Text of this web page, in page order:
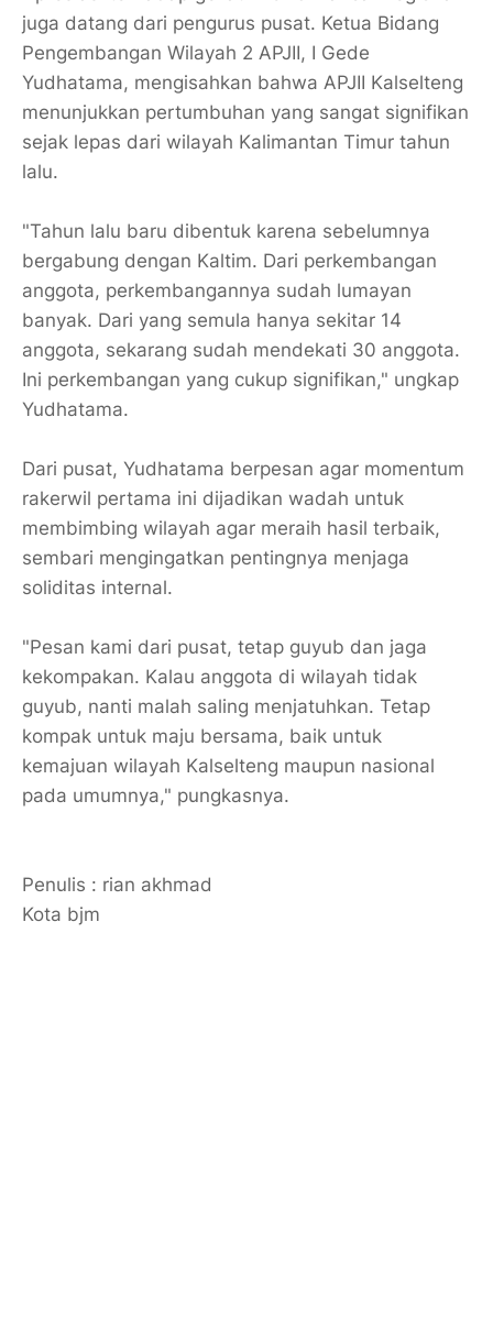
juga datang dari pengurus pusat. Ketua Bidang
Pengembangan Wilayah 2 APJII, I Gede
Yudhatama, mengisahkan bahwa APJII Kalselteng
menunjukkan pertumbuhan yang sangat signifikan
sejak lepas dari wilayah Kalimantan Timur tahun
lalu.
​"Tahun lalu baru dibentuk karena sebelumnya
bergabung dengan Kaltim. Dari perkembangan
anggota, perkembangannya sudah lumayan
banyak. Dari yang semula hanya sekitar 14
anggota, sekarang sudah mendekati 30 anggota.
Ini perkembangan yang cukup signifikan," ungkap
Yudhatama.
​Dari pusat, Yudhatama berpesan agar momentum
rakerwil pertama ini dijadikan wadah untuk
membimbing wilayah agar meraih hasil terbaik,
sembari mengingatkan pentingnya menjaga
soliditas internal.
​"Pesan kami dari pusat, tetap guyub dan jaga
kekompakan. Kalau anggota di wilayah tidak
guyub, nanti malah saling menjatuhkan. Tetap
kompak untuk maju bersama, baik untuk
kemajuan wilayah Kalselteng maupun nasional
pada umumnya," pungkasnya.
Penulis : rian akhmad
Kota bjm